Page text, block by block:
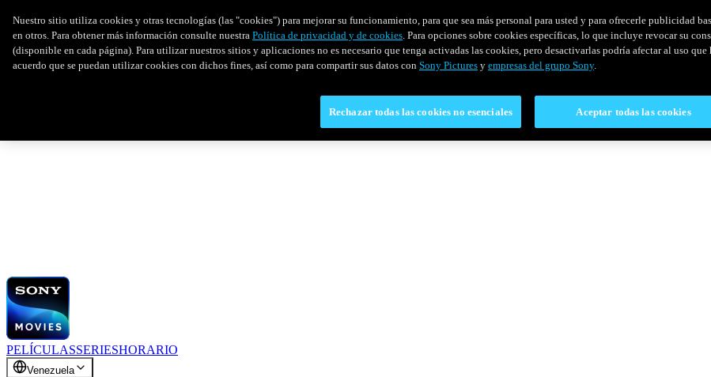
PELÍCULASSERIESHORARIO
Venezuela
Nuestro sitio utiliza cookies y otras tecnologías (las "cookies") para mejorar su funcionamiento, para que sea más personal para usted y para ofrecerle publicidad
en otros. Para obtener más información consulte nuestra Política de privacidad y de cookies. Para opciones sobre cookies específicas, lo que incluye revocar su
(disponible en cada página). Para utilizar nuestros sitios y aplicaciones no es necesario que tenga activadas las cookies, pero desactivarlas podría afectar al uso
acuerdo que se puedan utilizar cookies con dichos fines, así como para compartir sus datos con Sony Pictures y empresas del grupo Sony.
Rechazar todas las cookies no esenciales Aceptar todas las cookies